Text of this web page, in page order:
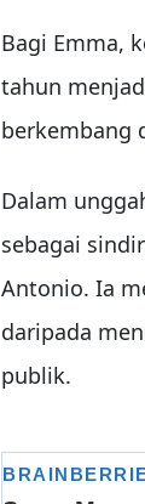
Bagi Emma,
tahun
berkembang
Dalam
sebagai
Antonio. Ia
daripada
publik.